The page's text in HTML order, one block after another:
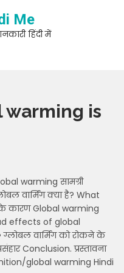
Me
हिंदी में
is
warming सामग्री
वार्मिंग क्या है? What
कारण Global warming
effects of global
वार्मिंग को रोकने के
Conclusion. प्रस्तावना
global warming Hindi